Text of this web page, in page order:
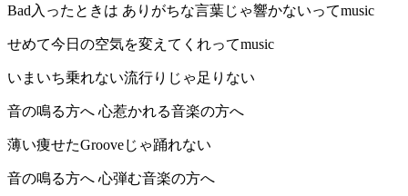
Bad入ったときは ありがちな言葉じゃ響かないってmusic
せめて今日の空気を変えてくれってmusic
いまいち乗れない流行りじゃ足りない
音の鳴る方へ 心惹かれる音楽の方へ
薄い痩せたGrooveじゃ踊れない
音の鳴る方へ 心弾む音楽の方へ